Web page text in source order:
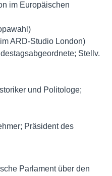
im Europäischen
ARD-Studio London)
Stellv.
und Politologe;
Präsident des
Parlament über den